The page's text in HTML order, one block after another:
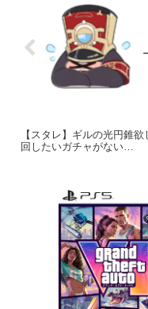
【スタレ】ギルの光円錐
回したいガチャがない…